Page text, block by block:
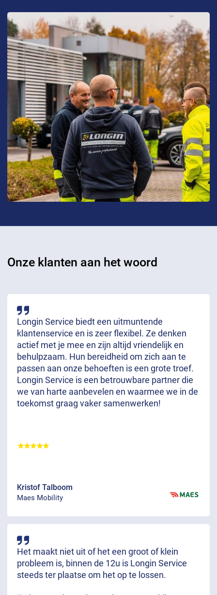
Onze klanten aan het woord
Longin Service biedt een uitmuntende
klantenservice en is zeer flexibel. Ze denken
actief met je mee en zijn altijd vriendelijk en
behulpzaam. Hun bereidheid om zich aan te
passen aan onze behoeften is een grote troef.
Longin Service is een betrouwbare partner die
we van harte aanbevelen en waarmee we in de
toekomst graag vaker samenwerken!
Kristof Talboom
Maes Mobility
Het maakt niet uit of het een groot of klein
probleem is, binnen de 12u is Longin Service
steeds ter plaatse om het op te lossen.